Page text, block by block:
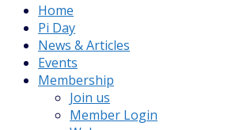
Home
Pi Day
News & Articles
Events
Membership
Join us
Member Login